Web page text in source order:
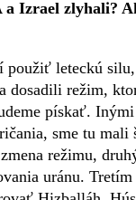
a Izrael zlyhali?
použiť leteckú
dosadili režim,
pískať.
sme tu mali
režimu,
uránu.